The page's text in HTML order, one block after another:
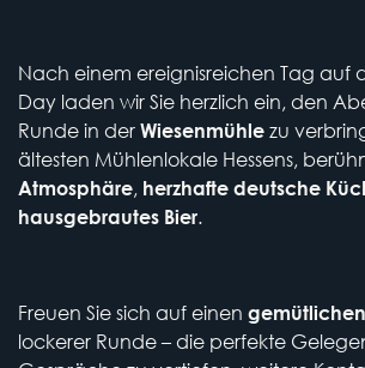
Nach einem ereignisreichen Tag auf
Day laden wir Sie herzlich ein, den
Runde in der Wiesenmühle zu
ältesten Mühlenlokale Hessens,
Atmosphäre, herzhafte deutsche
hausgebrautes Bier.
Freuen Sie sich auf einen
lockerer Runde – die perfekte